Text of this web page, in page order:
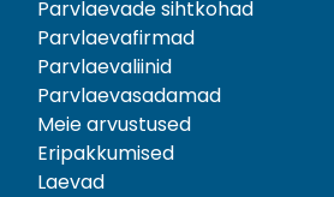
Parvlaevade sihtkohad
Parvlaevafirmad
Parvlaevaliinid
Parvlaevasadamad
Meie arvustused
Eripakkumised
Laevad